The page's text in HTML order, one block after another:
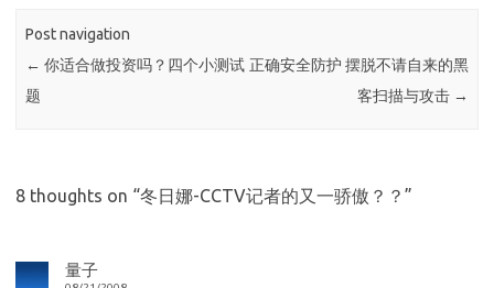
Post navigation
← 你适合做投资吗？四个小测试
题
正确安全防护 摆脱不请自来的黑
客扫描与攻击 →
8 thoughts on “冬日娜-CCTV记者的又一骄傲？？ ”
量子